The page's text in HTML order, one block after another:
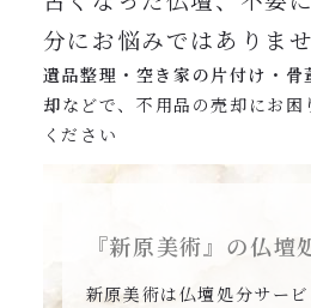
分にお悩みではありま
遺品整理・空き家の片付け・
却などで、不用品の売却にお
ください
『新原美術』の仏壇
新原美術は仏壇処分サー